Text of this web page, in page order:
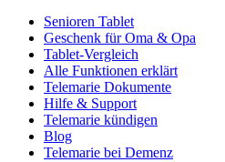
Senioren Tablet
Geschenk für Oma & Opa
Tablet-Vergleich
Alle Funktionen erklärt
Telemarie Dokumente
Hilfe & Support
Telemarie kündigen
Blog
Telemarie bei Demenz